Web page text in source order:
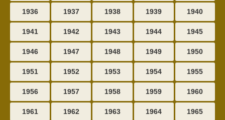
1936 1937 1938 1939 1940
1941 1942 1943 1944 1945
1946 1947 1948 1949 1950
1951 1952 1953 1954 1955
1956 1957 1958 1959 1960
1961 1962 1963 1964 1965